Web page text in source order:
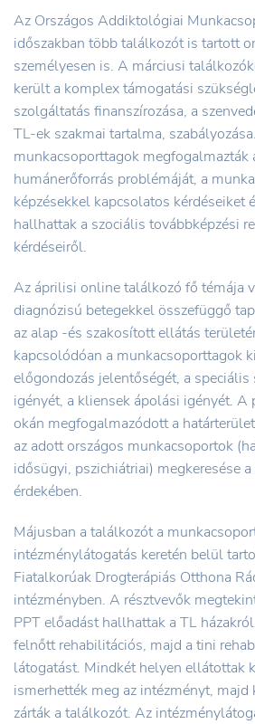
Az Országos Addiktológiai
időszakban több találkozót is tartott
személyesen is. A márciusi
került a komplex támogatási
szolgáltatás finanszírozása, a
TL-ek szakmai tartalma,
munkacsoporttagok megfogalmazták
humánerőforrás problémáját, a
képzésekkel kapcsolatos kérdéseiket
hallhattak a szociális továbbképzési
kérdéseiről.
Az áprilisi online találkozó fő témája
diagnózisú betegekkel összefüggő
az alap -és szakosított ellátás
kapcsolódóan a munkacsoporttagok
előgondozás jelentőségét, a
igényét, a kliensek ápolási igényét. A
okán megfogalmazódott a
az adott országos munkacsoportok
idősügyi, pszichiátriai) megkeresése
érdekében.
Májusban a találkozót a
intézménylátogatás keretén belül
Fiatalkorúak Drogterápiás Otthona
intézményben. A résztvevők
PPT előadást hallhattak a TL
felnőtt rehabilitációs, majd a tini
látogatást. Mindkét helyen ellátottak
ismerhették meg az intézményt,
zárták a találkozót. Az